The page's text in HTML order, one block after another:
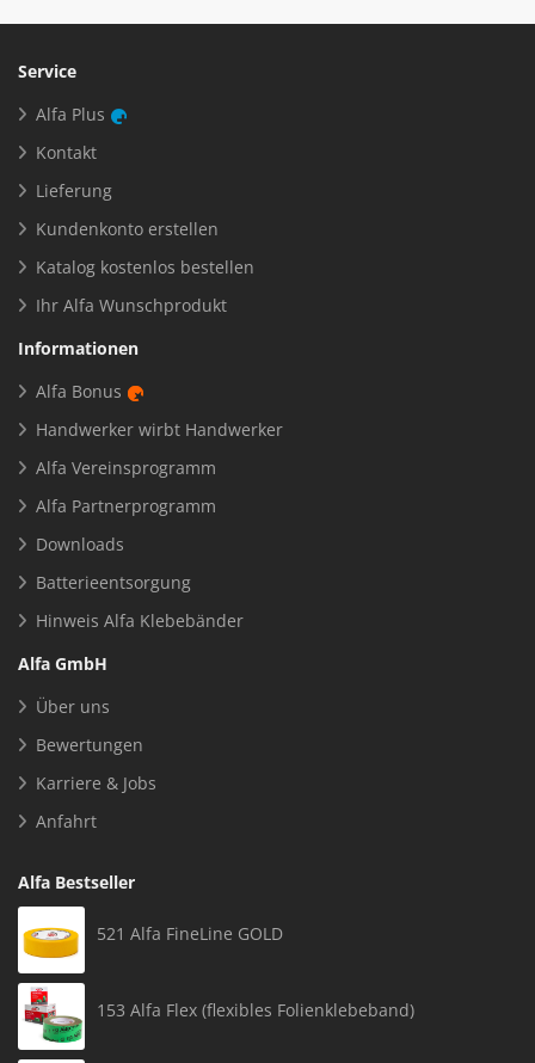
Service
Alfa Plus
Kontakt
Lieferung
Kundenkonto erstellen
Katalog kostenlos bestellen
Ihr Alfa Wunschprodukt
Informationen
Alfa Bonus
Handwerker wirbt Handwerker
Alfa Vereinsprogramm
Alfa Partnerprogramm
Downloads
Batterieentsorgung
Hinweis Alfa Klebebänder
Alfa GmbH
Über uns
Bewertungen
Karriere & Jobs
Anfahrt
Alfa Bestseller
521 Alfa FineLine GOLD
153 Alfa Flex (flexibles Folienklebeband)